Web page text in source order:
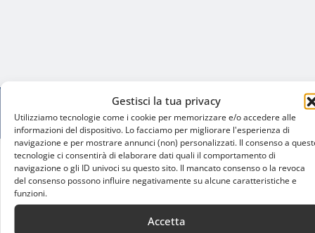
Gestisci la tua privacy
Utilizziamo tecnologie come i cookie per memorizzare e/o accedere alle
informazioni del dispositivo. Lo facciamo per migliorare l'esperienza di
navigazione e per mostrare annunci (non) personalizzati. Il consenso a
tecnologie ci consentirà di elaborare dati quali il comportamento di
navigazione o gli ID univoci su questo sito. Il mancato consenso o la revoca
del consenso possono influire negativamente su alcune caratteristiche e
funzioni.
Accetta
Home
Finale Scudetto Serie A1, Vero Volley Milano da
Conegliano: Egonu guida l’assalto tricolore